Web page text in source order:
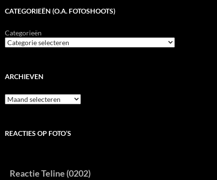
CATEGORIEËN (O.A. FOTOSHOOTS)
Categorieën
ARCHIEVEN
Archieven
REACTIES OP FOTO’S
Reactie Teline (0202)